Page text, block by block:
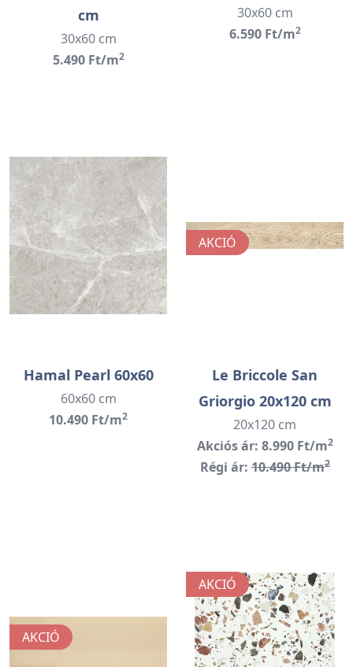
cm
30x60 cm
5.490 Ft/m2
30x60 cm
6.590 Ft/m2
Hamal Pearl 60x60
60x60 cm
10.490 Ft/m2
AKCIÓ
Le Briccole San
Griorgio 20x120 cm
20x120 cm
Akciós ár: 8.990 Ft/m2
Régi ár:10.490 Ft/m2
AKCIÓ
AKCIÓ